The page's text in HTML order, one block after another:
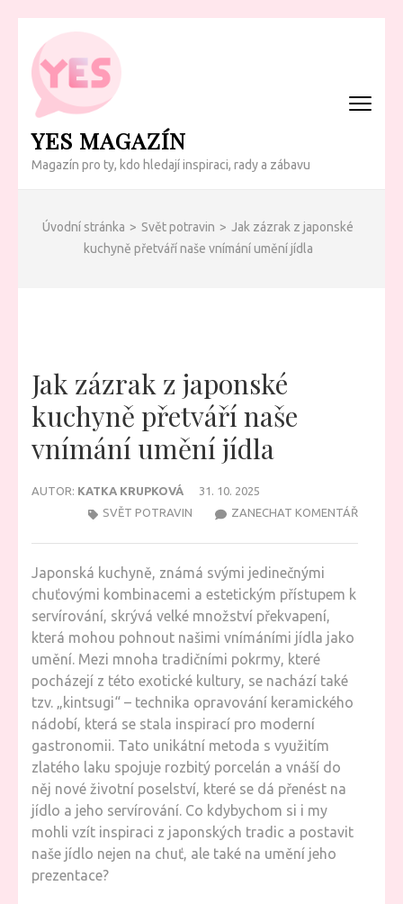
Přeskočit
obsah
(Enter)
YES MAGAZÍN
Magazín pro ty, kdo hledají inspiraci, rady a zábavu
Úvodní stránka > Svět potravin > Jak zázrak z japonské
kuchyně přetváří naše vnímání umění jídla
Jak zázrak z japonské
kuchyně přetváří naše
vnímání umění jídla
AUTOR: KATKA KRUPKOVÁ
31. 10. 2025
ZANECHAT KOMENTÁŘNA
SVĚT POTRAVIN
Japonská kuchyně, známá svými jedinečnými
chuťovými kombinacemi a estetickým přístupem k
servírování, skrývá velké množství překvapení,
která mohou pohnout našimi vnímáními jídla jako
umění. Mezi mnoha tradičními pokrmy, které
pocházejí z této exotické kultury, se nachází také
tzv. „kintsugi“ – technika opravování keramického
nádobí, která se stala inspirací pro moderní
gastronomii. Tato unikátní metoda s využitím
zlatého laku spojuje rozbitý porcelán a vnáší do
něj nové životní poselství, které se dá přenést na
jídlo a jeho servírování. Co kdybychom si i my
mohli vzít inspiraci z japonských tradic a postavit
naše jídlo nejen na chuť, ale také na umění jeho
prezentace?